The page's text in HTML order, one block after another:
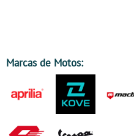
Marcas de Motos: